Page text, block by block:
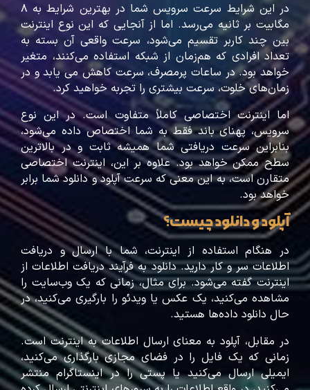
در این شرایط سرعت سرویس شما در بهترین شرایط به ۸
مگابیت بر ثانیه می‌رسد. اما از آنجایی که این نوع اینترنت
بین چند کاربر تقسیم می‌شود، سرعت واقعی آن بسته به
تعداد افرادی که هم‌زمان از شبکه استفاده می‌کنند، متغیر
خواهد بود. در ساعات پرمصرف، سرعت کاهش می یابد و در
زمان‌های خلوت، سرعت بیشتری را تجربه خواهید کرد.
اما اینترنت اختصاصی کاملاً متفاوت است. در این نوع
سرویس، پهنای باند فقط به شما اختصاص داده می‌شود،
بنابراین سرعت دریافتی شما همیشه ثابت و در بالاترین
سطح ممکن خواهد بود. علاوه بر این، اینترنت اختصاصی
متقارن است، به این معنی که سرعت آپلود و دانلود شما برابر
خواهد بود.
آپلود و دانلود چیست؟
در هنگام استفاده از اینترنت، شما با ارسال و دریافت
اطلاعات سر و کار دارید. دانلود به فرآیند دریافت اطلاعات از
اینترنت گفته می‌شود. برای مثال، زمانی که یک وب‌سایت را
مشاهده می‌کنید، یک عکس یا ویدئو را بارگیری می‌کنید، در
حال دانلود داده‌ها هستید.
در مقابل، آپلود به معنای ارسال اطلاعات به اینترنت است.
زمانی که یک فایل را در فضای مجازی بارگذاری می‌کنید،
ایمیلی ارسال می‌کنید یا پستی را در اینستاگرام منتشر